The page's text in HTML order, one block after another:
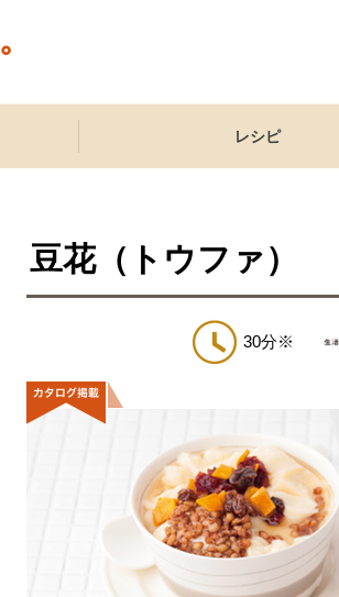
レシピ
豆花（トウファ）
30分※